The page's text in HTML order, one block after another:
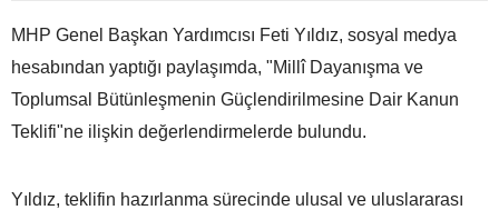
MHP Genel Başkan Yardımcısı Feti Yıldız, sosyal medya
hesabından yaptığı paylaşımda, "Millî Dayanışma ve
Toplumsal Bütünleşmenin Güçlendirilmesine Dair Kanun
Teklifi"ne ilişkin değerlendirmelerde bulundu.
Yıldız, teklifin hazırlanma sürecinde ulusal ve uluslararası